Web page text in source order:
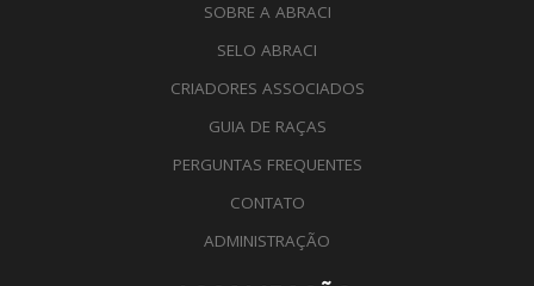
SOBRE A ABRACI
SELO ABRACI
CRIADORES ASSOCIADOS
GUIA DE RAÇAS
PERGUNTAS FREQUENTES
CONTATO
ADMINISTRAÇÃO